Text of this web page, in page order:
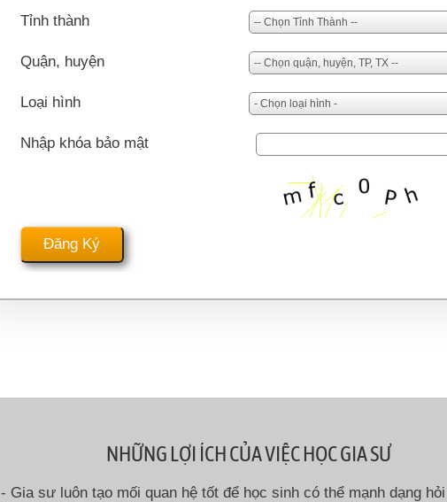
Tỉnh thành
Quận, huyện
Loại hình
Nhập khóa bảo mật
NHỮNG LỢI ÍCH CỦA VIỆC HỌC GIA SƯ
- Gia sư luôn tạo mối quan hệ tốt để học sinh có thể mạnh dạng